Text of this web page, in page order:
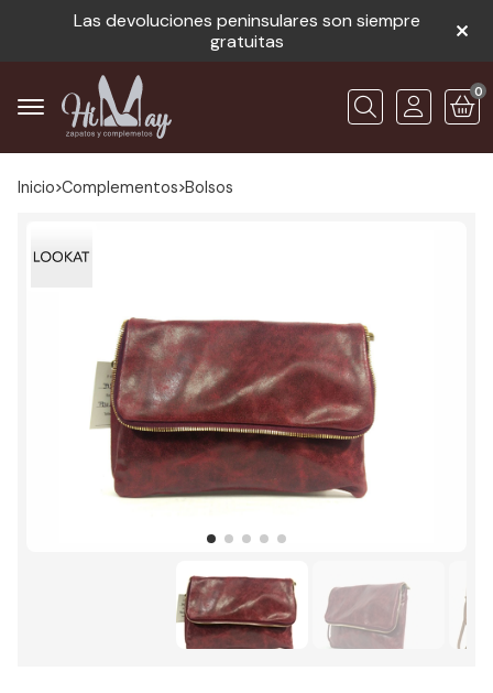
Las devoluciones peninsulares son siempre
gratuitas
Buscar
0
Inicio complementos bolsos